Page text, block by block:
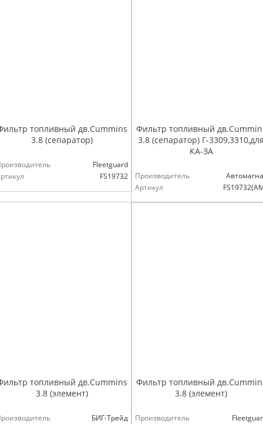
топливный дв.Cummins
3.8 (сепаратор)
Fleetguard
FS19732
Фильтр топливный
3.8 (сепаратор) Г-
КА-ЗА
Производитель
Артикул
топливный дв.Cummins
3.8 (элемент)
БИГ-Трейд
Фильтр топливный
3.8 (элемент)
Производитель